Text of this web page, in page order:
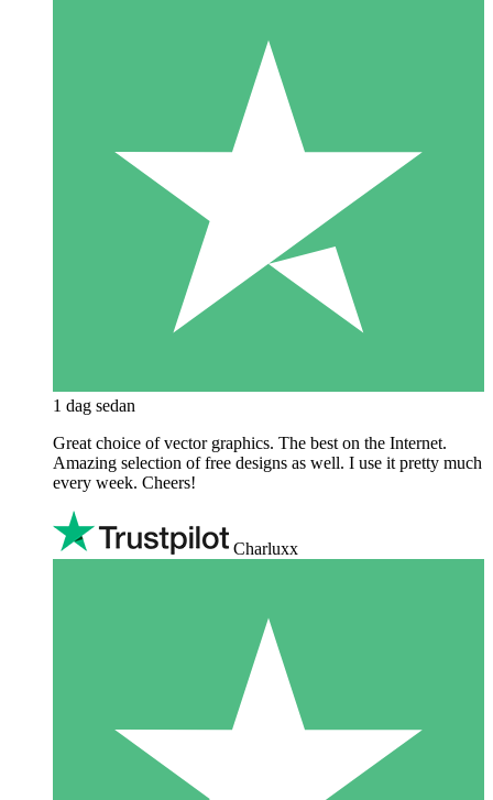
1 dag sedan
Great choice of vector graphics. The best on the Internet.
Amazing selection of free designs as well. I use it pretty much
every week. Cheers!
Charluxx